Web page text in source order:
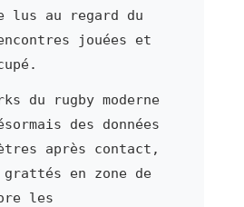
lus au regard du
jouées et
du rugby moderne
des données
après contact,
en zone de
les